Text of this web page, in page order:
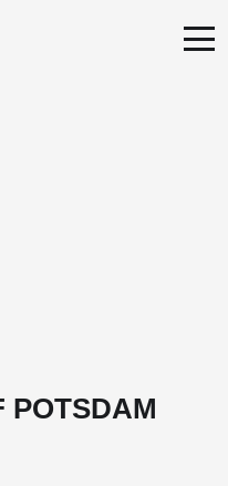
POTSDAM